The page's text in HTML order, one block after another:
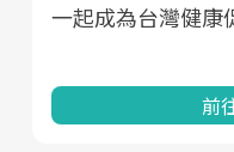
一起成為台灣健康
前